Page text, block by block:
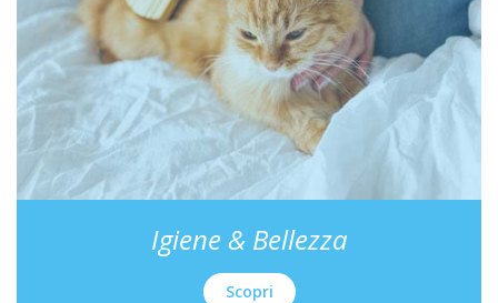
Igiene & Bellezza
Scopri